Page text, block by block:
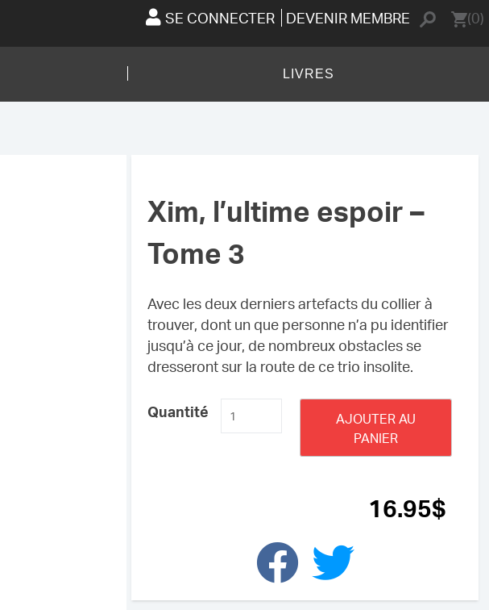
SE CONNECTER DEVENIR MEMBRE (0)
LIVRES
Xim, l’ultime espoir –
Tome 3
Avec les deux derniers artefacts du collier à
trouver, dont un que personne n’a pu identifier
jusqu’à ce jour, de nombreux obstacles se
dresseront sur la route de ce trio insolite.
Quantité
quantité
AJOUTER AU
PANIER
16.95$